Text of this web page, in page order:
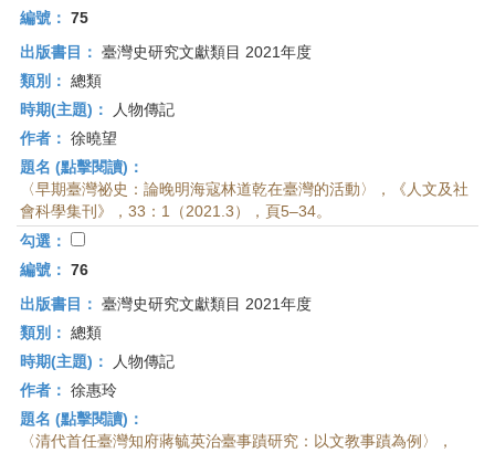
編號： 75
出版書目： 臺灣史研究文獻類目 2021年度
類別： 總類
時期(主題)：
人物傳記
作者： 徐曉望
題名 (點擊閱讀)：
〈早期臺灣祕史：論晚明海寇林道乾在臺灣的活動〉，《人文及社
會科學集刊》，33：1（2021.3），頁5–34。
勾選：
編號： 76
出版書目： 臺灣史研究文獻類目 2021年度
類別： 總類
時期(主題)：
人物傳記
作者： 徐惠玲
題名 (點擊閱讀)：
〈清代首任臺灣知府蔣毓英治臺事蹟研究：以文教事蹟為例〉，